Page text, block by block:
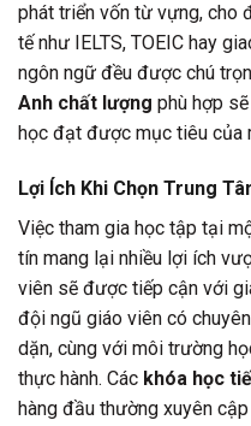
phát triển vốn từ vựng, cho
tế như IELTS, TOEIC hay
ngôn ngữ đều được chú
Anh chất lượng phù hợp
học đạt được mục tiêu của
Lợi Ích Khi Chọn Trung
Việc tham gia học tập tại
tín mang lại nhiều lợi ích
viên sẽ được tiếp cận với
đội ngũ giáo viên có
dặn, cùng với môi trường
thực hành. Các khóa học
hàng đầu thường xuyên